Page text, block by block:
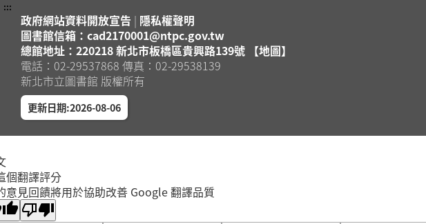
:::
政府網站資料開放宣告 | 隱私權聲明
圖書館信箱：cad2170001@ntpc.gov.tw
總館地址：220218 新北市板橋區貴興路139號 【地圖】
電話：02-29537868 傳真：02-29538139
新北市立圖書館 版權所有
更新日期:2026-08-06
個翻譯評分
意見回饋將用於協助改善 Google 翻譯品質